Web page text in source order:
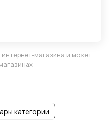
магазина и может
категории